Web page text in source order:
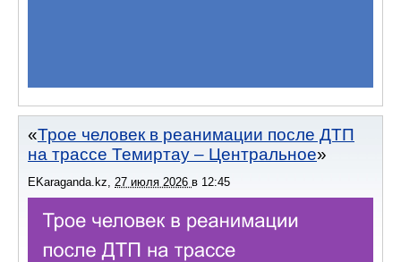
Трое человек в реанимации после ДТП
на трассе Темиртау – Центральное
EKaraganda.kz 27 июля 2026 в 12:45